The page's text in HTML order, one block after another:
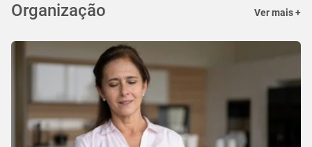
Organização Ver mais +